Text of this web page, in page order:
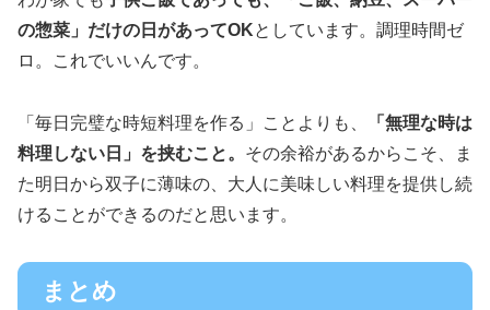
の惣菜」だけの日があってOKとしています。調理時間ゼ
ロ。これでいいんです。
「毎日完璧な時短料理を作る」ことよりも、
「無理な時は
料理しない日」を挟むこと。 その余裕があるからこそ、ま
た明日から双子に薄味の、大人に美味しい料理を提供し続
けることができるのだと思います。
まとめ